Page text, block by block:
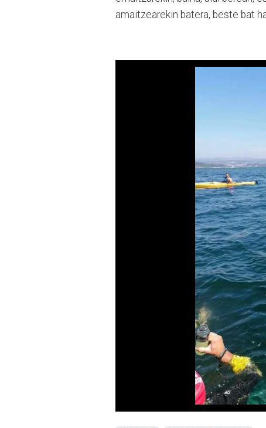
amaitzearekin batera, beste bat